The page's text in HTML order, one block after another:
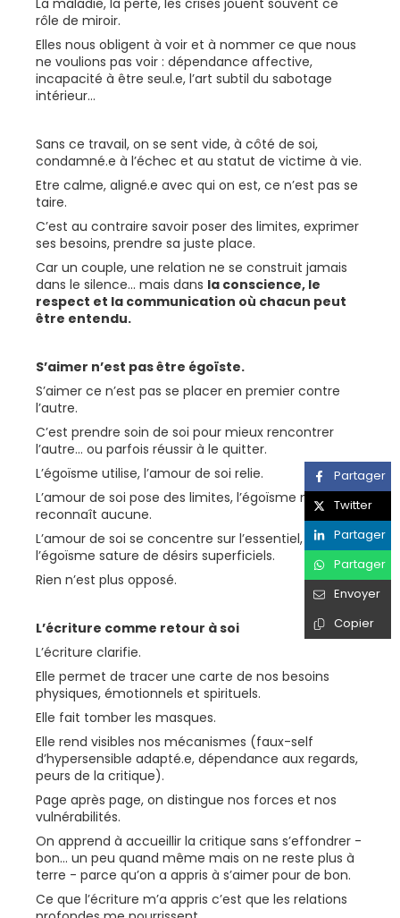
La maladie, la perte, les crises jouent souvent ce
rôle de miroir.
Elles nous obligent à voir et à nommer ce que nous
ne voulions pas voir : dépendance affective,
incapacité à être seul.e, l’art subtil du sabotage
intérieur...
Sans ce travail, on se sent vide, à côté de soi,
condamné.e à l’échec et au statut de victime à vie.
Etre calme, aligné.e avec qui on est, ce n’est pas se
taire.
C’est au contraire savoir poser des limites, exprimer
ses besoins, prendre sa juste place.
Car un couple, une relation ne se construit jamais
dans le silence... mais dans la conscience, le
respect et la communication où chacun peut
être entendu.
S’aimer n’est pas être égoïste.
S’aimer ce n’est pas se placer en premier contre
l’autre.
C’est prendre soin de soi pour mieux rencontrer
l’autre... ou parfois réussir à le quitter.
L’égoïsme utilise, l’amour de soi relie.
L’amour de soi pose des limites, l’égoïsme n’en
reconnaît aucune.
L’amour de soi se concentre sur l’essentiel,
l’égoïsme sature de désirs superficiels.
Rien n’est plus opposé.
L’écriture comme retour à soi
L’écriture clarifie.
Elle permet de tracer une carte de nos besoins
physiques, émotionnels et spirituels.
Elle fait tomber les masques.
Elle rend visibles nos mécanismes (faux-self
d’hypersensible adapté.e, dépendance aux regards,
peurs de la critique).
Page après page, on distingue nos forces et nos
vulnérabilités.
On apprend à accueillir la critique sans s’effondrer -
bon... un peu quand même mais on ne reste plus à
terre - parce qu’on a appris à s’aimer pour de bon.
Ce que l’écriture m’a appris c’est que les relations
Partager
Twitter
Partager
Partager
Envoyer
Copier